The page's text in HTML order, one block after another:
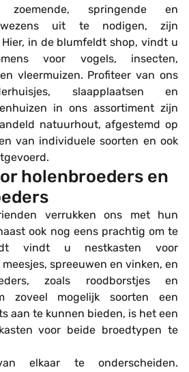
zoemende, springende en
uit te nodigen, zijn
in de blumfeldt shop, vindt u
voor vogels, insecten,
vleermuizen. Profiteer van ons
slaapplaatsen en
in ons assortiment zijn
natuurhout, afgestemd op
van individuele soorten en ook
holenbroeders en
verrukken ons met hun
ook nog eens prachtig om te
vindt u nestkasten voor
spreeuwen en vinken, en
zoals roodborstjes en
zoveel mogelijk soorten een
aan te kunnen bieden, is het een
voor beide broedtypen te
elkaar te onderscheiden.